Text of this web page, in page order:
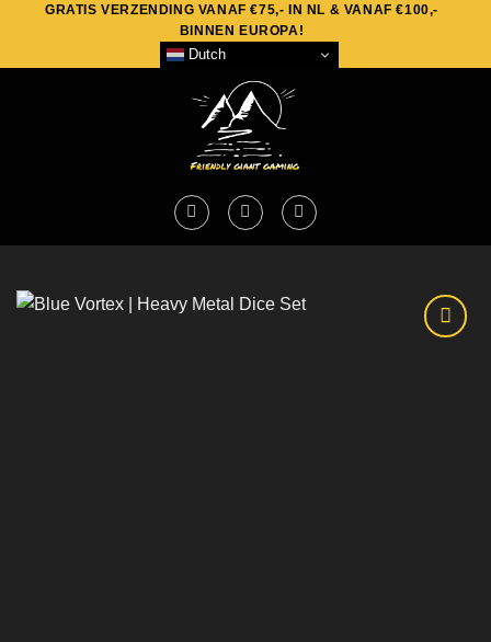
content
GRATIS VERZENDING VANAF €75,- IN NL & VANAF €100,-
BINNEN EUROPA!
Dutch